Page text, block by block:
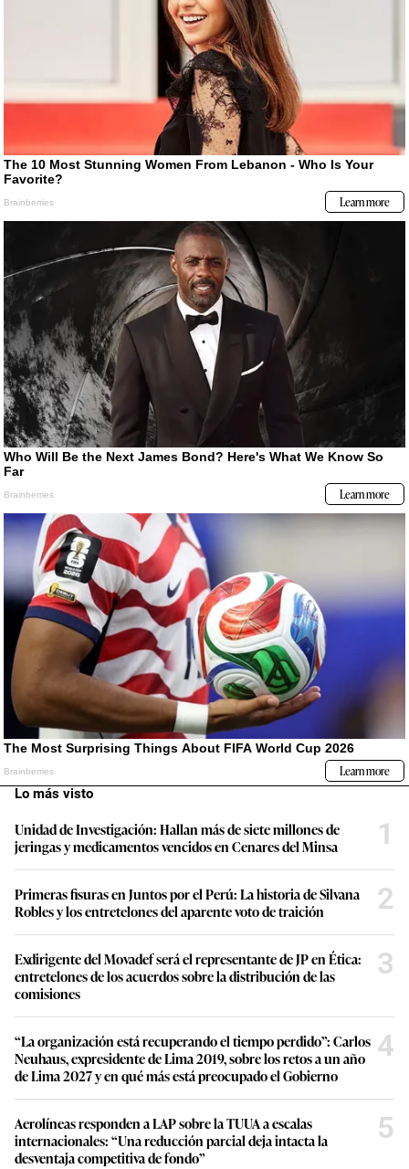
Lo más visto
Unidad de Investigación: Hallan más de siete millones de
jeringas y medicamentos vencidos en Cenares del Minsa
1
Primeras fisuras en Juntos por el Perú: La historia de Silvana
Robles y los entretelones del aparente voto de traición
2
Exdirigente del Movadef será el representante de JP en Ética:
entretelones de los acuerdos sobre la distribución de las
comisiones
3
“La organización está recuperando el tiempo perdido”: Carlos
Neuhaus, expresidente de Lima 2019, sobre los retos a un año
de Lima 2027 y en qué más está preocupado el Gobierno
4
Aerolíneas responden a LAP sobre la TUUA a escalas
internacionales: “Una reducción parcial deja intacta la
desventaja competitiva de fondo”
5